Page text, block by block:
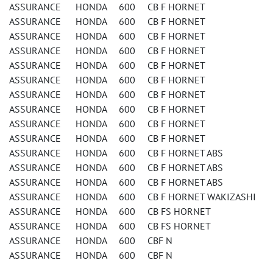
ASSURANCE HONDA 600 CB F HORNET
ASSURANCE HONDA 600 CB F HORNET
ASSURANCE HONDA 600 CB F HORNET
ASSURANCE HONDA 600 CB F HORNET
ASSURANCE HONDA 600 CB F HORNET
ASSURANCE HONDA 600 CB F HORNET
ASSURANCE HONDA 600 CB F HORNET
ASSURANCE HONDA 600 CB F HORNET
ASSURANCE HONDA 600 CB F HORNET
ASSURANCE HONDA 600 CB F HORNET
ASSURANCE HONDA 600 CB F HORNET ABS
ASSURANCE HONDA 600 CB F HORNET ABS
ASSURANCE HONDA 600 CB F HORNET ABS
ASSURANCE HONDA 600 CB F HORNET WAKIZASHI
ASSURANCE HONDA 600 CB FS HORNET
ASSURANCE HONDA 600 CB FS HORNET
ASSURANCE HONDA 600 CBF N
ASSURANCE HONDA 600 CBF N